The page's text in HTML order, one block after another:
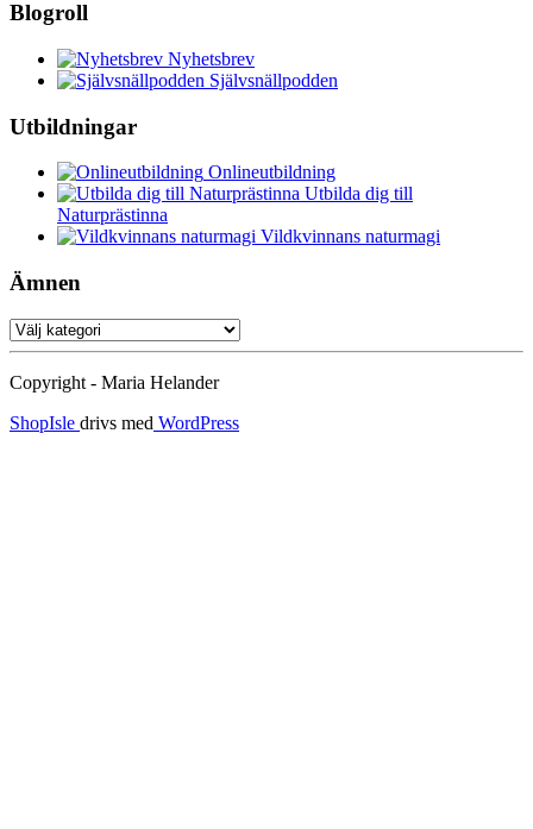
Blogroll
Nyhetsbrev
Självsnällpodden
Utbildningar
Onlineutbildning
Utbilda dig till
Naturprästinna
Vildkvinnans naturmagi
Ämnen
Ämnen
Copyright - Maria Helander
ShopIsle drivs med WordPress